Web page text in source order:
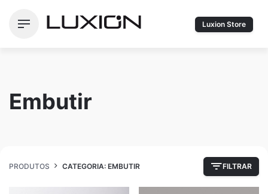
para
Luxion Store
Embutir
PRODUTOS CATEGORIA: EMBUTIR FILTRAR